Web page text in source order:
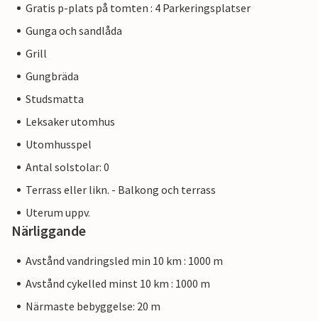
Gratis p-plats på tomten : 4 Parkeringsplatser
Gunga och sandlåda
Grill
Gungbräda
Studsmatta
Leksaker utomhus
Utomhusspel
Antal solstolar: 0
Terrass eller likn. - Balkong och terrass
Uterum uppv.
Närliggande
Avstånd vandringsled min 10 km : 1000 m
Avstånd cykelled minst 10 km : 1000 m
Närmaste bebyggelse: 20 m